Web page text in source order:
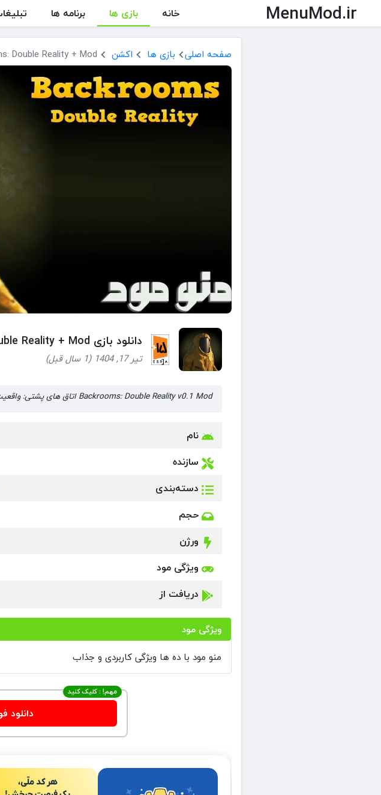
MenuMod.ir خانه بازی ها برنامه ها
صفحه اصلی بازی ها اکشن Double Reality + Mod
دانلود بازی Backrooms: Double Reality + Mod مود شده برای اندروید
تیر 17, 1404 (1 سال قبل)
Backrooms: Double Reality v0.1 Mod اتاق های پشتی: واقعیت دوگانه نسخه 0.1 مود شده
نام
سازنده
دسته‌بندی
حجم
ورژن
ویژگی مود
دریافت از
ویژگی مود
منو مود با ده ها ویژگی کاربردی و جذاب
مهم! : کلیک کنید